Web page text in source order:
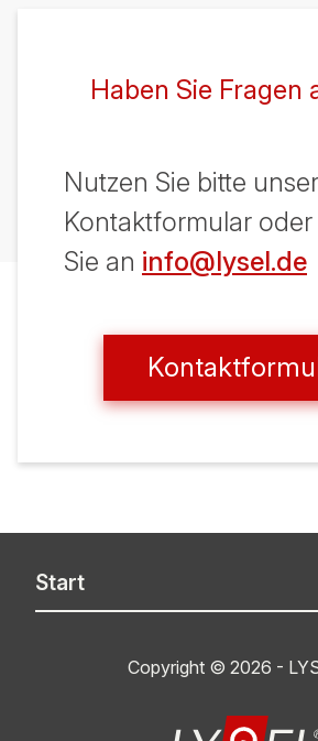
Haben Sie Fragen
Nutzen Sie bitte unser
Kontaktformular
Sie an info@lysel.de
Start
Copyright © 2026 -